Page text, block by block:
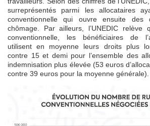
surreprésentés parmi les allocataires
conventionnelle qui ouvre ensuite des
chômage. Par ailleurs, l’UNEDIC relève
conventionnelle, les bénéficiaires de
utilisent en moyenne leurs droits plus
contre 15 et demi pour l’ensemble des
indemnisation plus élevée (53 euros
contre 39 euros pour la moyenne générale).